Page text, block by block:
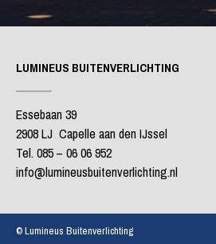
LUMINEUS BUITENVERLICHTING
Essebaan 39
2908 LJ Capelle aan den IJssel
Tel. 085 – 06 06 952
info@lumineusbuitenverlichting.nl
© Lumineus Buitenverlichting